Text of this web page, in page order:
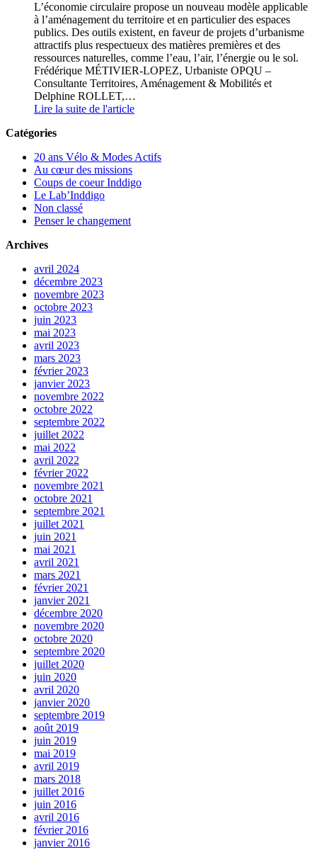
L’économie circulaire propose un nouveau modèle applicable
à l’aménagement du territoire et en particulier des espaces
publics. Des outils existent, en faveur de projets d’urbanisme
attractifs plus respectueux des matières premières et des
ressources naturelles, comme l’eau, l’air, l’énergie ou le sol.
Frédérique MÉTIVIER-LOPEZ, Urbaniste OPQU –
Consultante Territoires, Aménagement & Mobilités et
Delphine ROLLET,…
Lire la suite de l'article
Catégories
20 ans Vélo & Modes Actifs
Au cœur des missions
Coups de coeur Inddigo
Le Lab’Inddigo
Non classé
Penser le changement
Archives
avril 2024
décembre 2023
novembre 2023
octobre 2023
juin 2023
mai 2023
avril 2023
mars 2023
février 2023
janvier 2023
novembre 2022
octobre 2022
septembre 2022
juillet 2022
mai 2022
avril 2022
février 2022
novembre 2021
octobre 2021
septembre 2021
juillet 2021
juin 2021
mai 2021
avril 2021
mars 2021
février 2021
janvier 2021
décembre 2020
novembre 2020
octobre 2020
septembre 2020
juillet 2020
juin 2020
avril 2020
janvier 2020
septembre 2019
août 2019
juin 2019
mai 2019
avril 2019
mars 2018
juillet 2016
juin 2016
avril 2016
février 2016
janvier 2016